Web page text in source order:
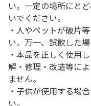
い。一定の場所にと
いでください。
・人やペットが破片
い。万一、誤飲した
・本品を正しく使用
解・修理・改造等に
ません。
・子供が使用する場
い。